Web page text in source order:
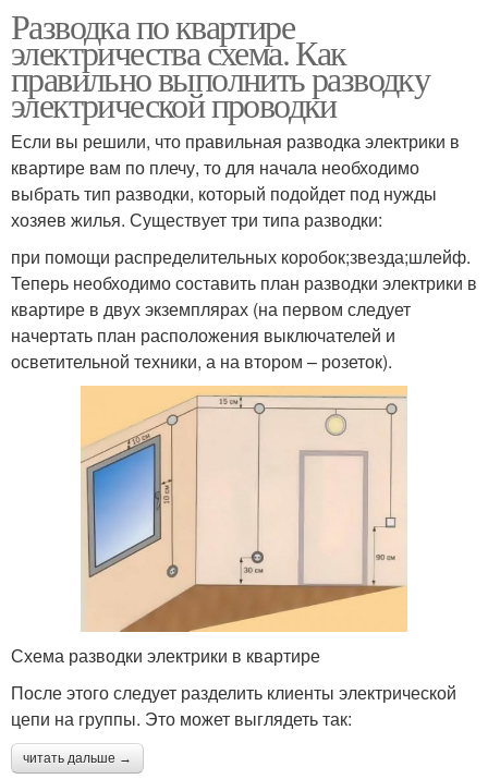
Разводка по квартире
электричества схема. Как
правильно выполнить разводку
электрической проводки
Если вы решили, что правильная разводка электрики в
квартире вам по плечу, то для начала необходимо
выбрать тип разводки, который подойдет под нужды
хозяев жилья. Существует три типа разводки:
при помощи распределительных коробок;звезда;шлейф.
Теперь необходимо составить план разводки электрики в
квартире в двух экземплярах (на первом следует
начертать план расположения выключателей и
осветительной техники, а на втором – розеток).
Схема разводки электрики в квартире
После этого следует разделить клиенты электрической
цепи на группы. Это может выглядеть так:
читать дальше →